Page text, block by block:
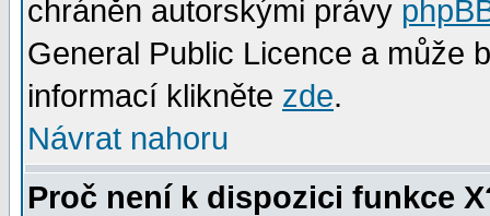
chráněn autorskými právy
General Public Licence a může
informací klikněte zde.
Návrat nahoru
Proč není k dispozici funkce